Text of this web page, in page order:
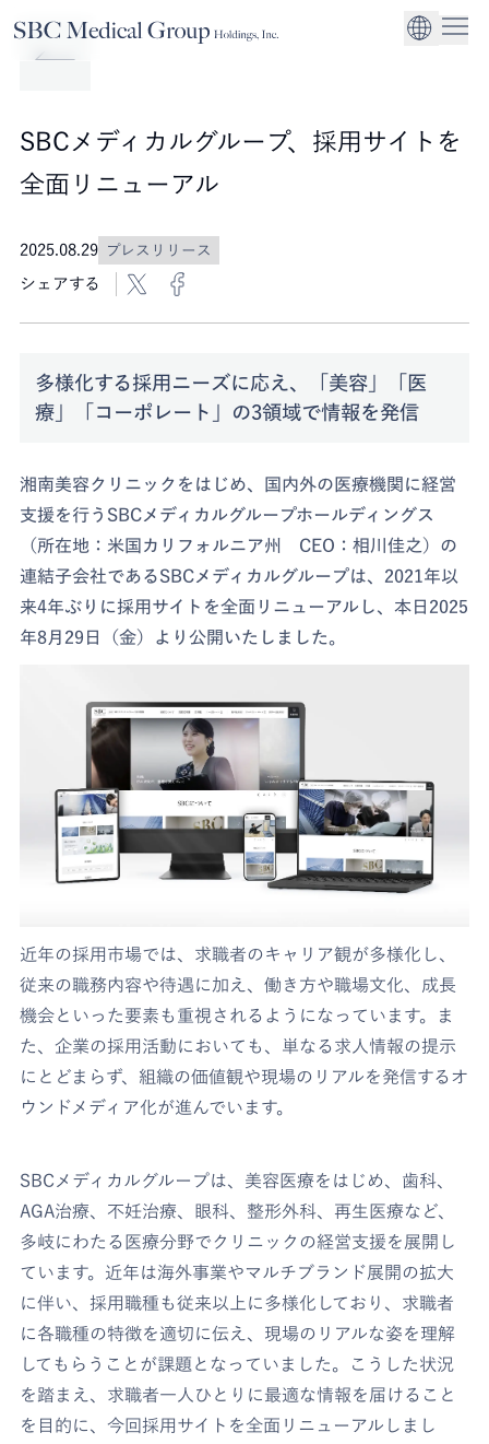
Company
Service
法人事業
Sustainability
ガバナンス
SBCメディカルグループ、採用サイトを
全面リニューアル
2025.08.29 プレスリリース
シェアする
多様化する採用ニーズに応え、「美容」「医
療」「コーポレート」の3領域で情報を発信
湘南美容クリニックをはじめ、国内外の医療機関に経営
支援を行うSBCメディカルグループホールディングス
（所在地：米国カリフォルニア州 CEO：相川佳之）の
連結子会社であるSBCメディカルグループは、2021年以
来4年ぶりに採用サイトを全面リニューアルし、本日2025
年8月29日（金）より公開いたしました。
近年の採用市場では、求職者のキャリア観が多様化し、
従来の職務内容や待遇に加え、働き方や職場文化、成長
機会といった要素も重視されるようになっています。ま
た、企業の採用活動においても、単なる求人情報の提示
にとどまらず、組織の価値観や現場のリアルを発信するオ
ウンドメディア化が進んでいます。
SBCメディカルグループは、美容医療をはじめ、歯科、
AGA治療、不妊治療、眼科、整形外科、再生医療など、
多岐にわたる医療分野でクリニックの経営支援を展開し
ています。近年は海外事業やマルチブランド展開の拡大
に伴い、採用職種も従来以上に多様化しており、求職者
に各職種の特徴を適切に伝え、現場のリアルな姿を理解
してもらうことが課題となっていました。こうした状況
を踏まえ、求職者一人ひとりに最適な情報を届けること
を目的に、今回採用サイトを全面リニューアルしまし